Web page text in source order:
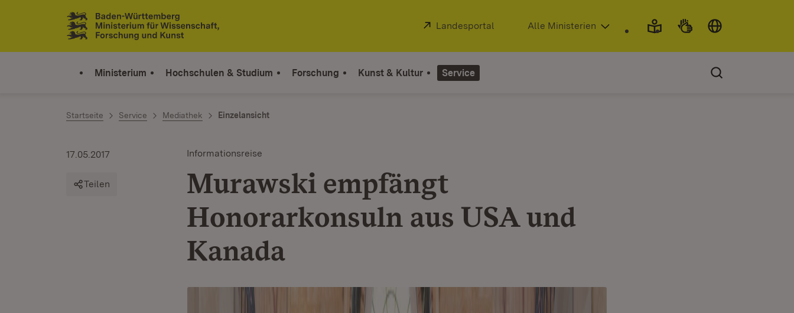
Zum Inhalt springen
Link zur Startseite
Extern:
Landesportal (Öffnet in neuem Fenster)
Alle Ministerien
Ministerium Hochschulen & Studium Forschung Kunst & Kultur Service
Startseite Service Mediathek Einzelansicht
Informationsreise
Murawski empfängt
Honorarkonsuln aus USA und
Kanada
17.05.2017
Teilen